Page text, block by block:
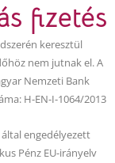
fizetés
keresztül
nem jutnak el. A
Nemzeti Bank
H-EN-I-1064/2013
engedélyezett
Pénz EU-irányelv